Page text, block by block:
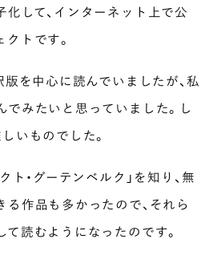
して、インターネット上で公
トです。
版を中心に読んでいましたが、私
でみたいと思っていました。し
いものでした。
ト・グーテンベルク」を知り、無
作品も多かったので、それら
読むようになったのです。